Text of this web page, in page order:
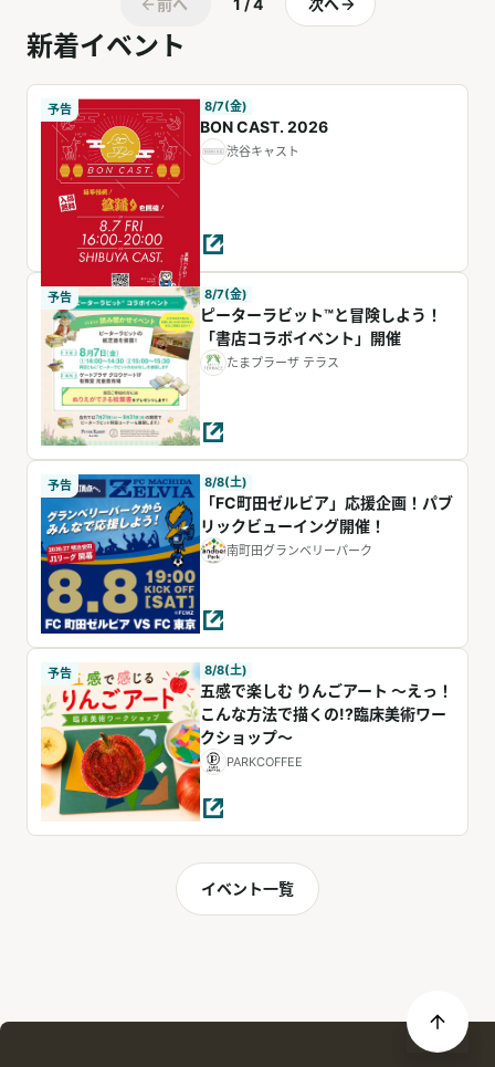
前へ 1 / 4 次へ
新着イベント
予告 8/7(金)
BON CAST. 2026
渋谷キャスト
予告 8/7(金)
ピーターラビット™と冒険しよう！
「書店コラボイベント」開催
たまプラーザ テラス
予告 8/8(土)
「FC町田ゼルビア」応援企画！パブ
リックビューイング開催！
南町田グランベリーパーク
予告 8/8(土)
五感で楽しむ りんごアート ～えっ！
こんな方法で描くの!?臨床美術ワー
クショップ～
PARKCOFFEE
イベント一覧